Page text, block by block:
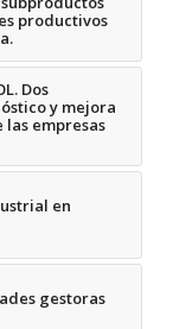
productivos
Dos
y mejora
empresas
en
gestoras